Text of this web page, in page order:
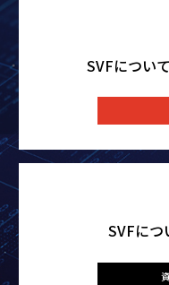
SVFについ
SVFにつ